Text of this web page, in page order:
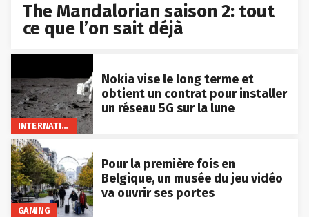
The Mandalorian saison 2: tout
ce que l’on sait déjà
INTERNATIONAL
Nokia vise le long terme et
obtient un contrat pour installer
un réseau 5G sur la lune
GAMING
Pour la première fois en
Belgique, un musée du jeu vidéo
va ouvrir ses portes